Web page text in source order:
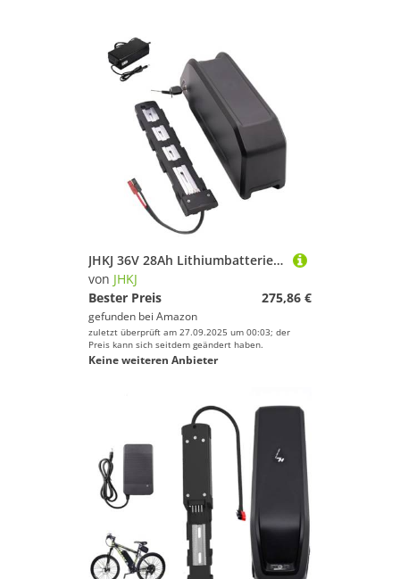
JHKJ 36V 28Ah Lithiumbatterie 48V 21Ah Elektrofahrrad-Lithiumbatterie mit Leistungsanzeige Elektrofahrradbatterien für 720W-1000W Motorkits,Anderson 48v15ah
von JHKJ
Bester Preis
275,86 €
gefunden bei Amazon
zuletzt überprüft am 27.09.2025 um 00:03; der
Preis kann sich seitdem geändert haben.
Keine weiteren Anbieter